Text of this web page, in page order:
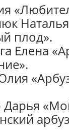
плод».
Елена
Дарья